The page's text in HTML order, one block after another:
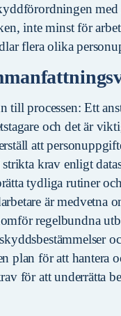
med
inte minst för
flera olika
till processen: Ett
och det är
att
krav enligt
tydliga rutiner
är medvetna
regelbundna
plan för att hantera
för att underrätta